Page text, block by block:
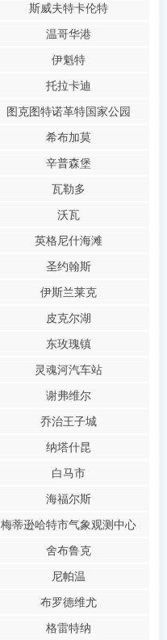
斯威夫特卡伦特
温哥华港
伊魁特
托拉卡迪
图克图特诺革特国家公园
希布加莫
辛普森堡
瓦勒多
沃瓦
英格尼什海滩
圣约翰斯
伊斯兰莱克
皮克尔湖
东玫瑰镇
灵魂河汽车站
谢弗维尔
乔治王子城
纳塔什昆
白马市
海福尔斯
梅蒂逊哈特市气象观测中心
舍布鲁克
尼帕温
布罗德维尤
格雷特纳